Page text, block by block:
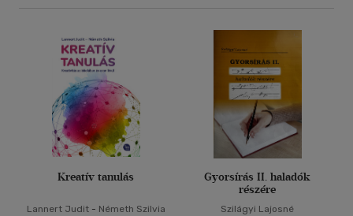
Kreatív tanulás
Lannert Judit- Németh Szilvia
Gyorsírás II. haladók
részére
Szilágyi Lajosné